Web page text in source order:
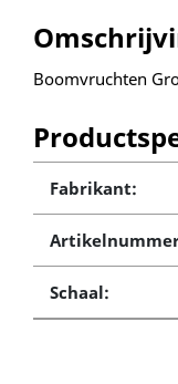
Boomvruchten
Fabrikant:
Schaal: